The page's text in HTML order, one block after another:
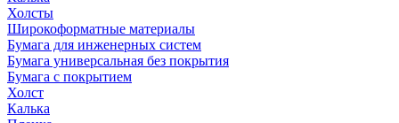
Холсты
Широкоформатные материалы
Бумага для инженерных систем
Бумага универсальная без покрытия
Бумага с покрытием
Холст
Калька